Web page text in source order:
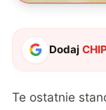
Dodaj
Te ostatnie